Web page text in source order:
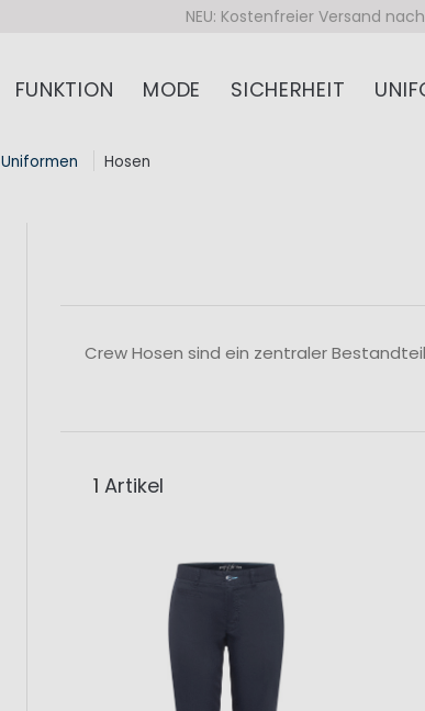
NEU: Kostenfreier Versand
FUNKTION MODE SICHERHEIT
Uniformen Hosen
Crew Hosen sind ein zentraler
1 Artikel